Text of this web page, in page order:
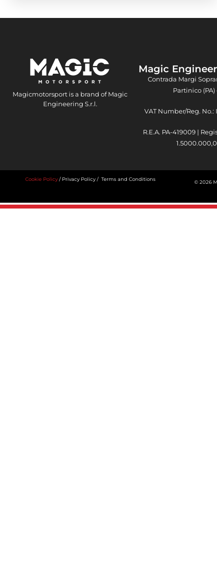
Magicmotorsport is a brand of Magic
Engineering S.r.l.
Magic
Contrada Margi
Partinico (PA)
VAT Number/Reg. No.:
R.E.A. PA-419009 |
Cookie Policy/ Privacy Policy/ Terms and Conditions © 2026